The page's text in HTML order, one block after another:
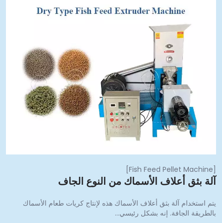
Fish Feed Pellet Machine
]
بثق أعلاف الأسماك من النوع الجاف
استخدام آلة بثق أعلاف الأسماك هذه لإنتاج كريات طعام الأسماك
الجافة. إنه بشكل رئيسي…